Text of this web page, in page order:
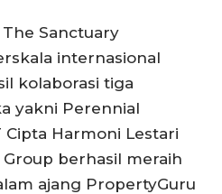
The Sanctuary
internasional
kolaborasi tiga
yakni Perennial
Cipta Harmoni Lestari
berhasil meraih
ajang PropertyGuru